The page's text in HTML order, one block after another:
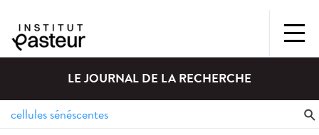
LE JOURNAL DE LA RECHERCHE